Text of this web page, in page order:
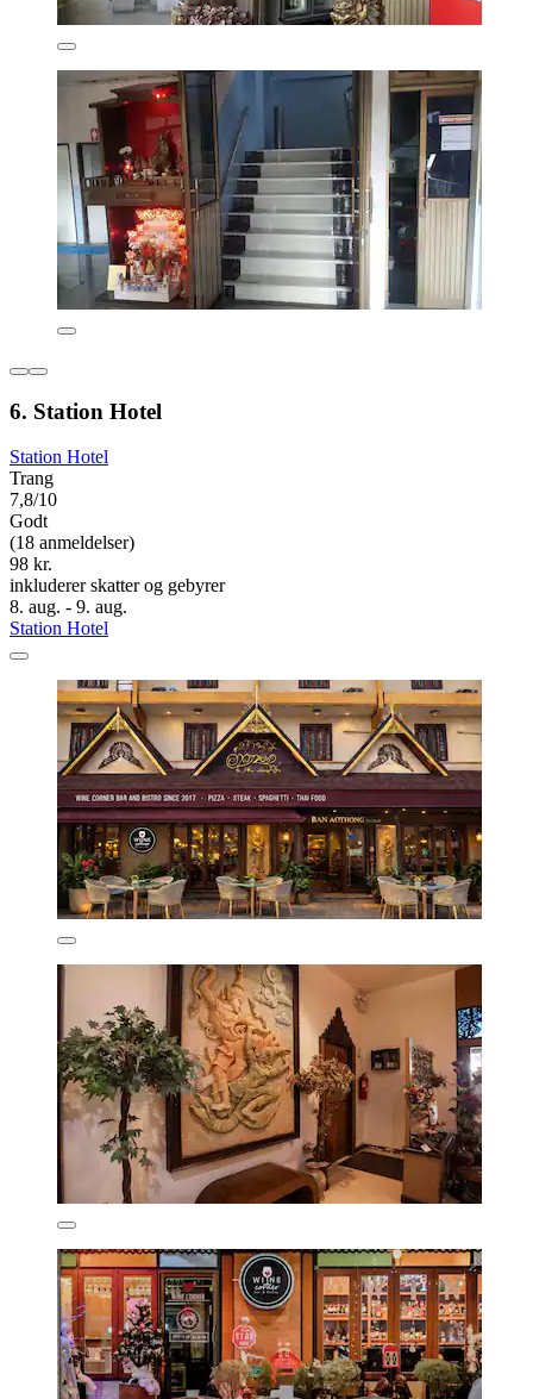
6. Station Hotel
Station Hotel
Trang
7,8/10
Godt
(18 anmeldelser)
98 kr.
inkluderer skatter og gebyrer
8. aug. - 9. aug.
Station Hotel